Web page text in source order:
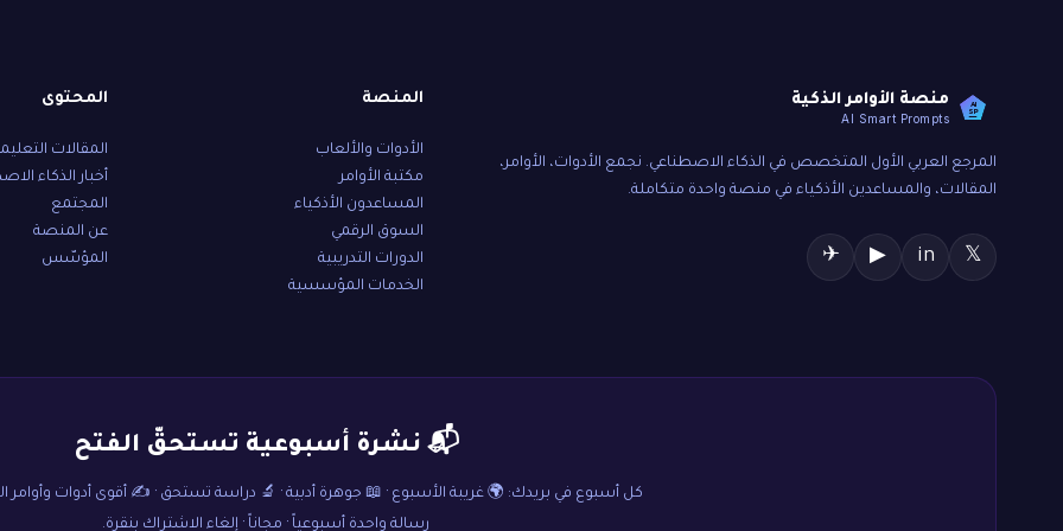
AI
SP
منصة الأوامر الذكية
AI Smart Prompts
المرجع العربي الأول المتخصص في الذكاء الاصطناعي. نجمع الأدوات، الأوامر،
المقالات، والمساعدين الأذكياء في منصة واحدة متكاملة.
𝕏
in
▶
✈
المنصة
الأدوات والألعاب
مكتبة الأوامر
المساعدون الأذكياء
السوق الرقمي
الدورات التدريبية
الخدمات المؤسسية
المحتوى
المقالات
أخبار الذكاء
المجتمع
عن المنصة
المؤسّس
📬 نشرة أسبوعية تستحقّ الفتح
كل أسبوع في بريدك: 🌍 غريبة الأسبوع · 📖 جوهرة أدبية · 🔬 دراسة تستحق · ✍️ أقوى أدوات وأوامر
رسالة واحدة أسبوعياً · مجاناً · إلغاء الاشتراك بنقرة.